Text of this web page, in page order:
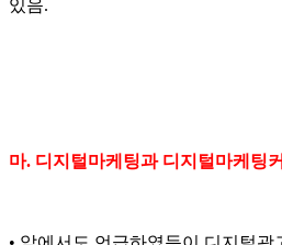
있음.
마. 디지털마케팅과 디지털마케팅